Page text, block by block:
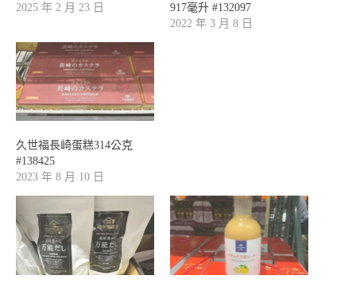
2025 年 2 月 23 日
917毫升 #132097
2022 年 3 月 8 日
久世福長崎蛋糕314公克
#138425
2023 年 8 月 10 日